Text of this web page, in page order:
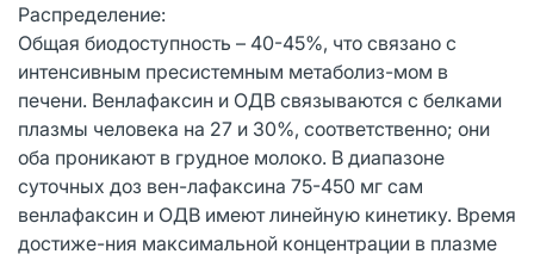
Распределение:
Общая биодоступность – 40-45%, что связано с
интенсивным пресистемным метаболиз-мом в
печени. Венлафаксин и ОДВ связываются с белками
плазмы человека на 27 и 30%, соответственно; они
оба проникают в грудное молоко. В диапазоне
суточных доз вен-лафаксина 75-450 мг сам
венлафаксин и ОДВ имеют линейную кинетику. Время
достиже-ния максимальной концентрации в плазме